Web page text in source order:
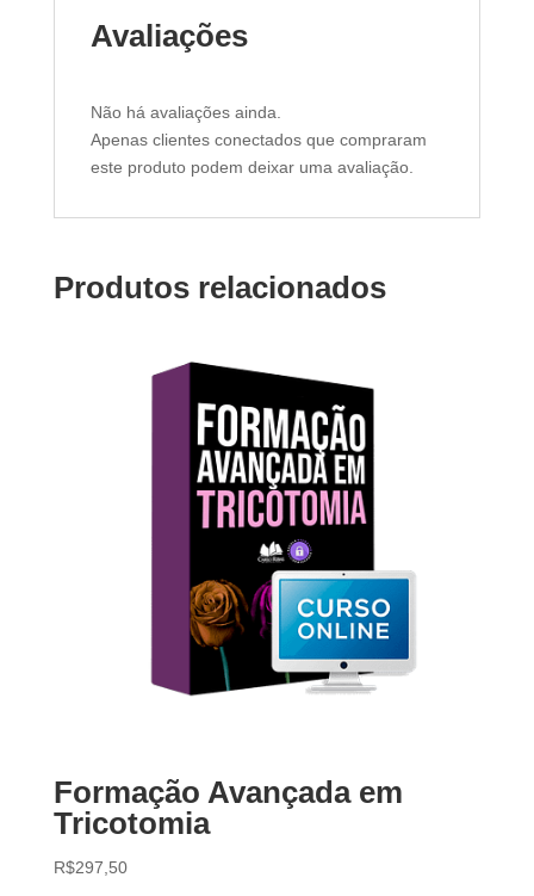
Avaliações
Não há avaliações ainda.
Apenas clientes conectados que compraram
este produto podem deixar uma avaliação.
Produtos relacionados
Formação Avançada em
Tricotomia
R$297,50